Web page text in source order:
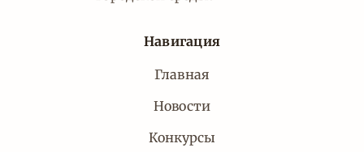
Навигация
Главная
Новости
Конкурсы